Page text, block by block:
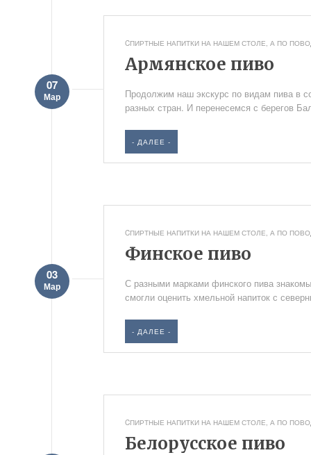
CПИРТНЫЕ НАПИТКИ НА НАШЕМ СТОЛЕ А ПО
Армянское пиво
07
Мар
Продолжим наш экскурс по видам пива в
разных стран. И перенесемся с берегов
- ДАЛЕЕ -
CПИРТНЫЕ НАПИТКИ НА НАШЕМ СТОЛЕ А ПО
Финское пиво
03
Мар
С разными марками финского пива
смогли оценить хмельной напиток с
- ДАЛЕЕ -
CПИРТНЫЕ НАПИТКИ НА НАШЕМ СТОЛЕ А ПО
Белорусское пиво